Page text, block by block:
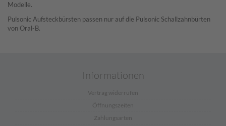
Modelle.
Pulsonic Aufsteckbürsten passen nur auf die Pulsonic Schallzahnbürten
von Oral-B.
Informationen
Vertrag widerrufen
Öffnungszeiten
Zahlungsarten